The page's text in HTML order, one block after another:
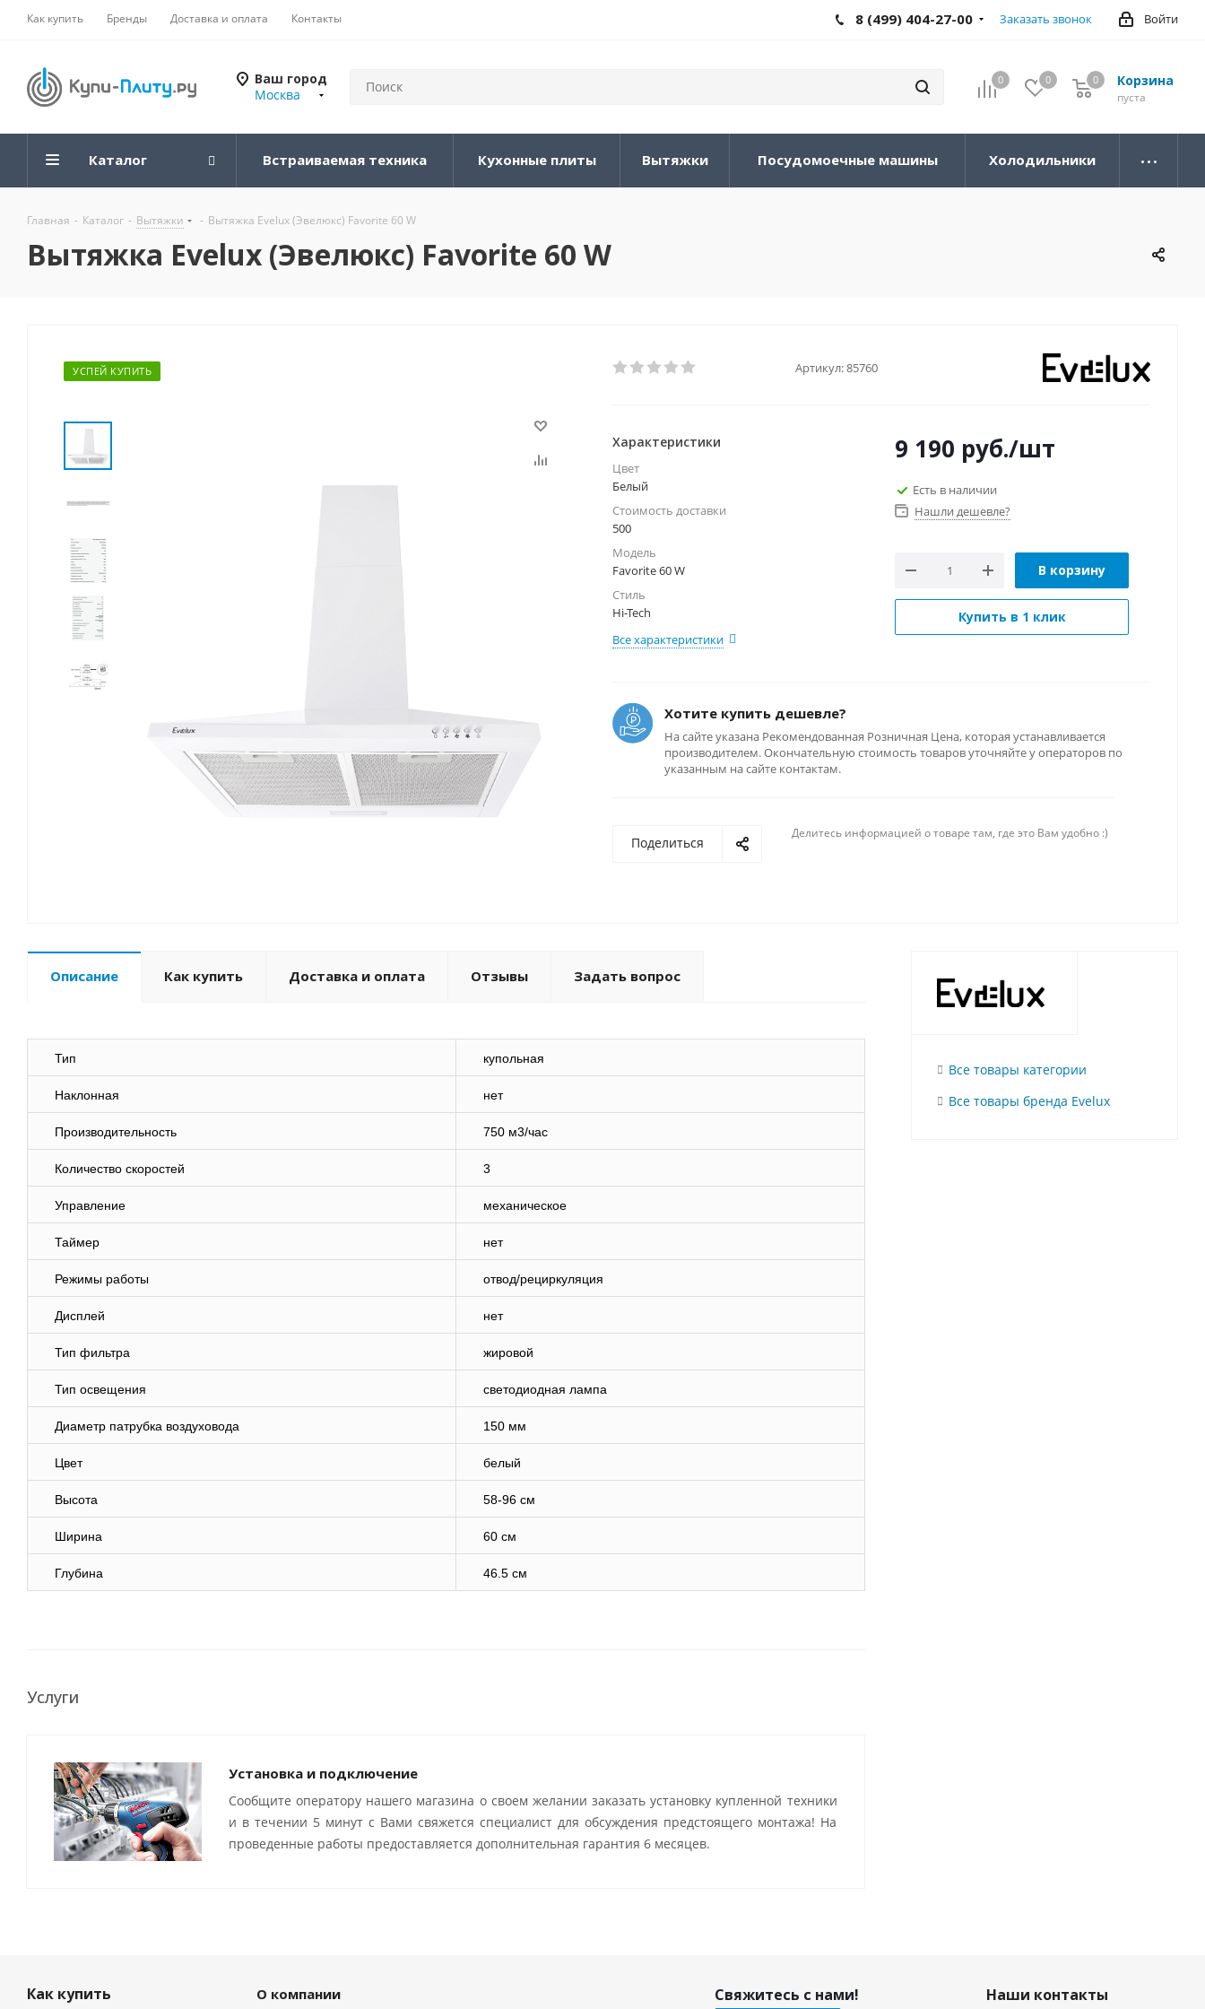
Как купить Бренды Доставка и оплата Контакты Войти
8 (499) 404-27-00 Заказать звонок
Ваш город
Москва
0 0 Корзина
0
пуста
0
Каталог Встраиваемая техника Кухонные плиты Вытяжки Посудомоечные машины Холодильники
Главная - Каталог - Вытяжки - Вытяжка Evelux (Эвелюкс) Favorite 60 W
Вытяжка Evelux (Эвелюкс) Favorite 60 W
УСПЕЙ КУПИТЬ Артикул:85760
Характеристики
Цвет
Белый
Стоимость доставки
500
Модель
Favorite 60 W
Стиль
Hi-Tech
Все характеристики
9 190 руб./шт
Есть в наличии
Нашли дешевле?
В корзину
Купить в 1 клик
Хотите купить дешевле?
На сайте указана Рекомендованная Розничная Цена, которая устанавливается
производителем. Окончательную стоимость товаров уточняйте у операторов по
указанным на сайте контактам.
Поделиться
Делитесь информацией о товаре там, где это Вам удобно :)
Описание Как купить Доставка и оплата Отзывы Задать вопрос
Тип купольная
Наклонная нет
Производительность 750 м3/час
Количество скоростей 3
Управление механическое
Таймер нет
Режимы работы отвод/рециркуляция
Дисплей нет
Тип фильтра жировой
Тип освещения светодиодная лампа
Диаметр патрубка воздуховода 150 мм
Цвет белый
Высота 58-96 см
Ширина 60 см
Глубина 46.5 см
Услуги
Установка и подключение
Сообщите оператору нашего магазина о своем желании заказать установку купленной техники
и в течении 5 минут с Вами свяжется специалист для обсуждения предстоящего монтажа! На
проведенные работы предоставляется дополнительная гарантия 6 месяцев.
Все товары категории
Все товары бренда Evelux
Как купить О компании Свяжитесь с нами! Наши контакты